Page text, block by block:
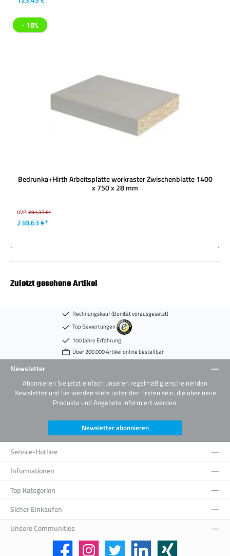
- 18%
Bedrunka+Hirth Arbeitsplatte workraster Zwischenblatte 1400
x 750 x 28 mm
UVP:291,37 €*
238,63 €*
Zuletzt gesehene Artikel
Rechnungskauf (Bonität vorausgesetzt)
Top Bewertungen
100 Jahre Erfahrung
Über 200.000 Artikel online bestellbar
Newsletter
Abonnieren Sie jetzt einfach unseren regelmäßig erscheinenden
Newsletter und Sie werden stets unter den Ersten sein, die über neue
Produkte und Angebote informiert werden.
Newsletter abonnieren
Service-Hotline
Informationen
Top Kategorien
Sicher Einkaufen
Unsere Communities